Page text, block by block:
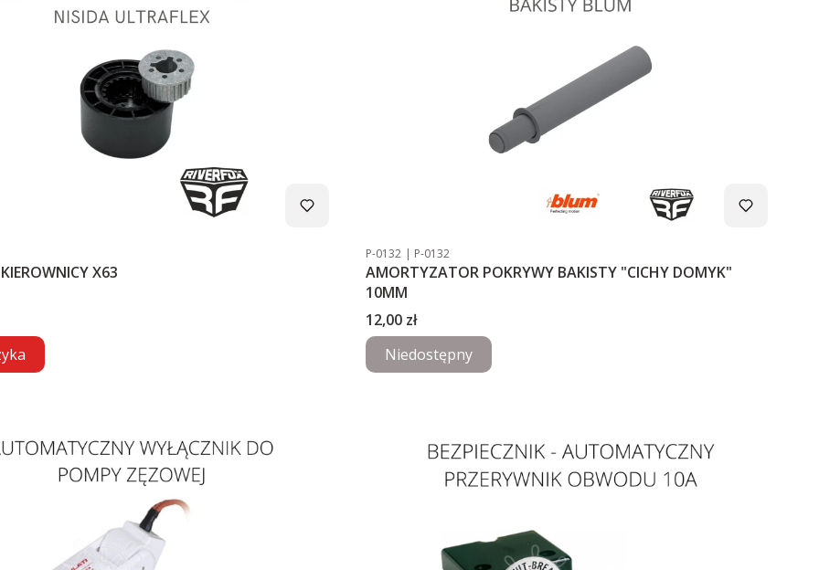
X63
Kod produktu
P-0132 Kod producenta
P-0132
AMORTYZATOR POKRYWY BAKISTY "CICHY DOMYK"
10MM
Cena
12,00 zł
Niedostępny